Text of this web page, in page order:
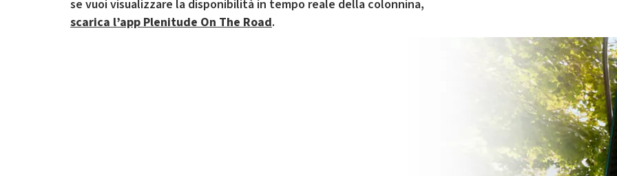
se vuoi visualizzare la disponibilità in tempo reale della colonnina,
scarica l’app Plenitude On The Road.
Il servizio di mobilità elettrica è gestito da Plenitude On The Road